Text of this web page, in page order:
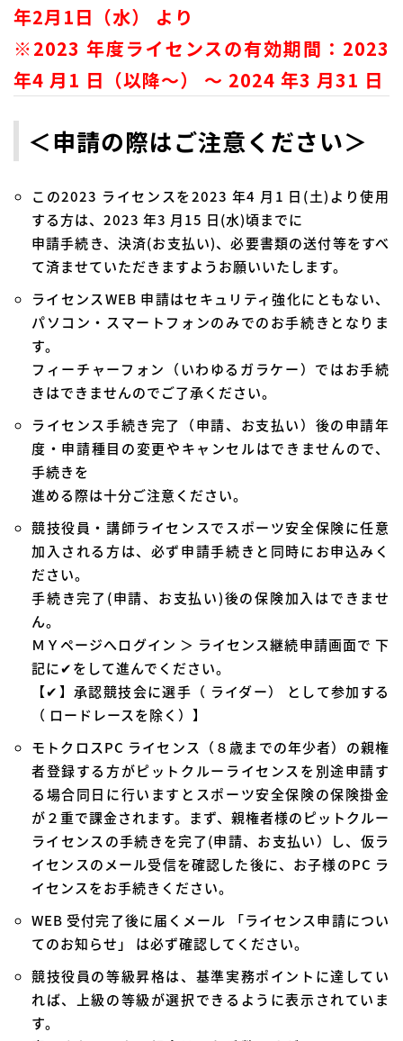
年2月1日（水） より
※2023 年度ライセンスの有効期間：2023
年4 月1 日（以降～） ～ 2024 年3 月31 日
＜申請の際はご注意ください＞
この2023 ライセンスを2023 年4 月1 日(土)より使用
する方は、2023 年3 月15 日(水)頃までに
申請手続き、決済(お支払い)、必要書類の送付等をすべ
て済ませていただきますようお願いいたします。
ライセンスWEB 申請はセキュリティ強化にともない、
パソコン・スマートフォンのみでのお手続きとなりま
す。
フィーチャーフォン（いわゆるガラケー）ではお手続
きはできませんのでご了承ください。
ライセンス手続き完了（申請、お支払い）後の申請年
度・申請種目の変更やキャンセルはできませんので、
手続きを
進める際は十分ご注意ください。
競技役員・講師ライセンスでスポーツ安全保険に任意
加入される方は、必ず申請手続きと同時にお申込みく
ださい。
手続き完了(申請、お支払い)後の保険加入はできませ
ん。
ＭＹページへログイン ＞ ライセンス継続申請画面で 下
記に✔をして進んでください。
【✔】承認競技会に選手（ ライダー） として参加する
（ ロードレースを除く）】
モトクロスPC ライセンス（８歳までの年少者）の親権
者登録する方がピットクルーライセンスを別途申請す
る場合同日に行いますとスポーツ安全保険の保険掛金
が２重で課金されます。まず、親権者様のピットクルー
ライセンスの手続きを完了(申請、お支払い）し、仮ラ
イセンスのメール受信を確認した後に、お子様のPC ラ
イセンスをお手続きください。
WEB 受付完了後に届くメール 「ライセンス申請につい
てのお知らせ」 は必ず確認してください。
競技役員の等級昇格は、基準実務ポイントに達してい
れば、上級の等級が選択できるように表示されていま
す。